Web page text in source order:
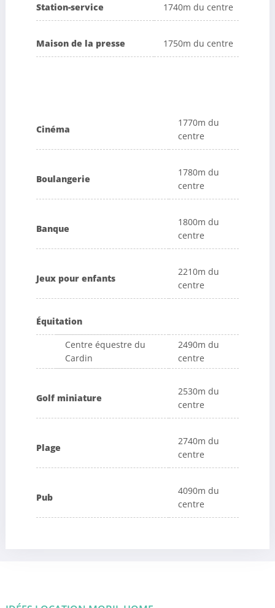
Station-service 1740m du centre
Maison de la presse 1750m du centre
Cinéma
1770m du
centre
Boulangerie
1780m du
centre
Banque
1800m du
centre
Jeux pour enfants
2210m du
centre
Équitation
Centre équestre du
Cardin
2490m du
centre
Golf miniature
2530m du
centre
Plage
2740m du
centre
Pub
4090m du
centre